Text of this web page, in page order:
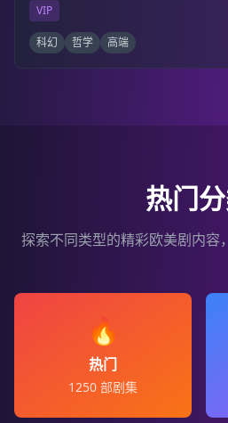
VIP
科幻 哲学 高端
热门
探索不同类型的精彩欧美剧内容
🔥
热门
1250 部剧集